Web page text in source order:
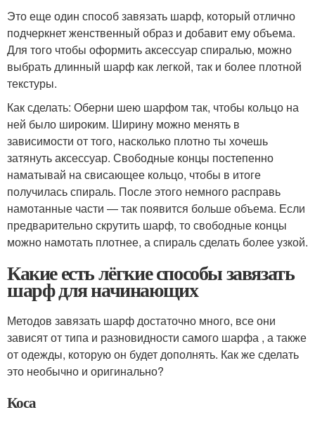
Это еще один способ завязать шарф, который отлично
подчеркнет женственный образ и добавит ему объема.
Для того чтобы оформить аксессуар спиралью, можно
выбрать длинный шарф как легкой, так и более плотной
текстуры.
Как сделать: Оберни шею шарфом так, чтобы кольцо на
ней было широким. Ширину можно менять в
зависимости от того, насколько плотно ты хочешь
затянуть аксессуар. Свободные концы постепенно
наматывай на свисающее кольцо, чтобы в итоге
получилась спираль. После этого немного расправь
намотанные части — так появится больше объема. Если
предварительно скрутить шарф, то свободные концы
можно намотать плотнее, а спираль сделать более узкой.
Какие есть лёгкие способы завязать
шарф для начинающих
Методов завязать шарф достаточно много, все они
зависят от типа и разновидности самого шарфа , а также
от одежды, которую он будет дополнять. Как же сделать
это необычно и оригинально?
Коса